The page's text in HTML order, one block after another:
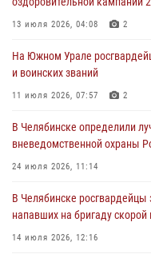
На Южном Урале сотрудники
подозреваемого в
В Челябинской области
задержан подозреваемый в
13 июля 2026, 04:08 2
На Южном Урале
и воинских званий
11 июля 2026, 07:57 2
В Челябинске определили
вневедомственной охраны
24 июля 2026, 11:14
В Челябинске
напавших на бригаду
14 июля 2026, 12:16